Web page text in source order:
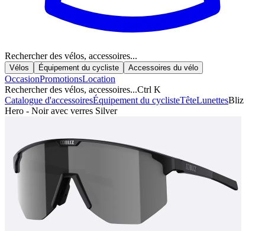
Rechercher des vélos, accessoires...
Vélos Équipement du cycliste Accessoires du vélo
OccasionPromotionsLocation
Rechercher des vélos, accessoires...Ctrl K
Catalogue d'accessoiresÉquipement du cyclisteTêteLunettesBliz
Hero - Noir avec verres Silver